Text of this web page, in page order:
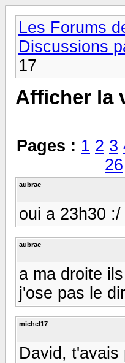
Les Forums
Discussions
17
Afficher la
Pages : 1 2 3
26
aubrac
oui a 23h30
aubrac
a ma droite
j'ose pas le
michel17
David,